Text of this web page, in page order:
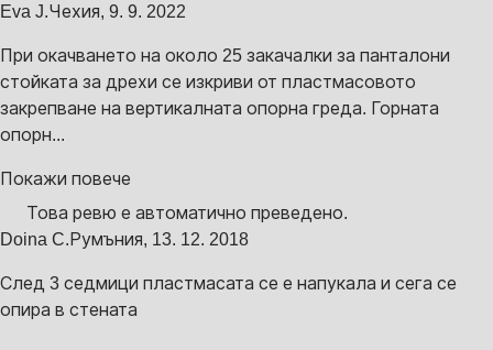
Eva J.Чехия, 9. 9. 2022
При окачването на около 25 закачалки за панталони
стойката за дрехи се изкриви от пластмасовото
закрепване на вертикалната опорна греда. Горната
опорн...
Покажи повече
Това ревю е автоматично преведено.
Doina C. Румъния, 13. 12. 2018
След 3 седмици пластмасата се е напукала и сега се
опира в стената